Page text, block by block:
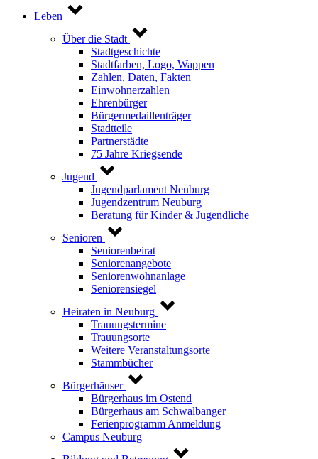
Leben
Über die Stadt
Stadtgeschichte
Stadtfarben, Logo, Wappen
Zahlen, Daten, Fakten
Einwohnerzahlen
Ehrenbürger
Bürgermedaillenträger
Stadtteile
Partnerstädte
75 Jahre Kriegsende
Jugend
Jugendparlament Neuburg
Jugendzentrum Neuburg
Beratung für Kinder & Jugendliche
Senioren
Seniorenbeirat
Seniorenangebote
Seniorenwohnanlage
Seniorensiegel
Heiraten in Neuburg
Trauungstermine
Trauungsorte
Weitere Veranstaltungsorte
Stammbücher
Bürgerhäuser
Bürgerhaus im Ostend
Bürgerhaus am Schwalbanger
Ferienprogramm Anmeldung
Campus Neuburg